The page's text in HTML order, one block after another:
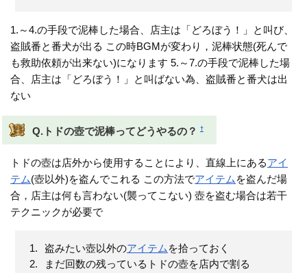
1.～4.の手段で泥棒した場合、店主は「どろぼう！」と叫び、
盗賊番と番犬が出る この時BGMが変わり，泥棒状態(死んで
も救助依頼が出来ない)になります 5.～7.の手段で泥棒した場
合、店主は「どろぼう！」と叫ばない為、盗賊番と番犬は出
ない
Q.トドの壺で泥棒ってどうやるの？ †
トドの壺は店外から使用することにより、直線上にあるアイ
テム(壺以外)を盗んでこれる この方法でアイテム を盗んだ場
合，店主は何も言わない(襲ってこない) 壺を盗む場合は若干
テクニックが必要で
盗みたい壺以外のアイテム を拾っておく
まだ回数の残っているトドの壺を店内で割る